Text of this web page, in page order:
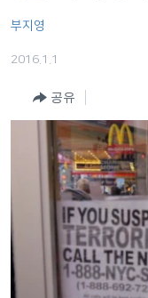
인
메
인
라디오
프로그램
주파수 안내
언어 선택
부지영
2016.1.1
공유